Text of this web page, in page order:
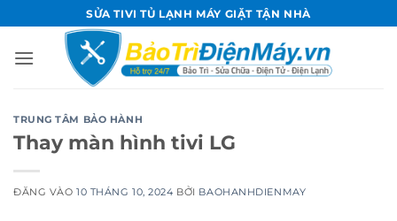
qua
nội
SỬA TIVI TỦ LẠNH MÁY GIẶT TẬN NHÀ
TRUNG TÂM BẢO HÀNH
Thay màn hình tivi LG
ĐĂNG VÀO10 THÁNG 10, 2024 BỞI BAOHANHDIENMAY